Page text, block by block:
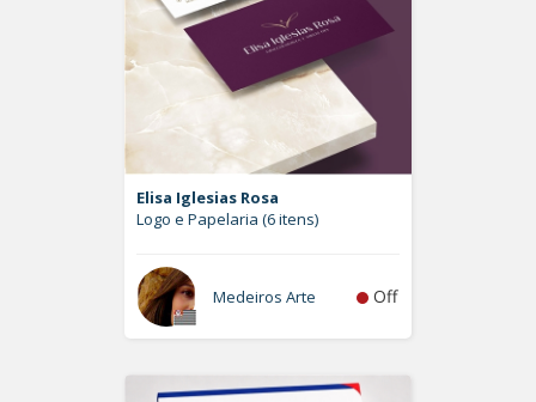
Elisa Iglesias Rosa
Logo e Papelaria (6 itens)
Medeiros Arte Off